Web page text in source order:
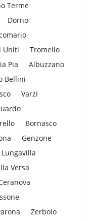
Terme
Dorno
Uniti
Tromello
Pia
Albuzzano
Bellini
Varzi
Bornasco
Genzone
Lungavilla
Versa
Zerbolo